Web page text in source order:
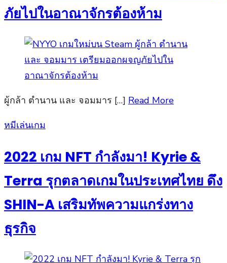
ภัยไปในอาณาจักรต้องห้าม
ผู้กล้า ตำนาน และ จอมมาร […] Read More
Posted
หมีเล่นเกม
2022 เกม NFT กำลังมา! Kyrie &
Terra รุกตลาดเกมในประเทศไทย ดึง
SHIN-A เสริมทัพความแกร่งทาง
ธุรกิจ